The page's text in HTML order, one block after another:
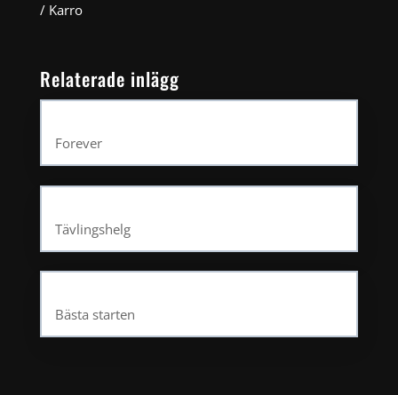
/ Karro
Relaterade inlägg
Forever
Tävlingshelg
Bästa starten